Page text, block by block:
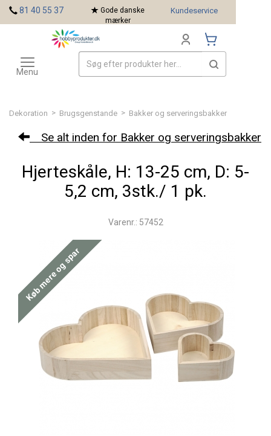
Dekoration > Brugsgenstande > Bakker og serveringsbakker
Se alt inden for Bakker og serveringsbakker
Hjerteskåle, H: 13-25 cm, D: 5-
5,2 cm, 3stk./ 1 pk.
Varenr.: 57452
Køb mere og spar
81 40 55 37
Gode danske
mærker
Kundeservice
Toggle
navigation
Menu
Mærker